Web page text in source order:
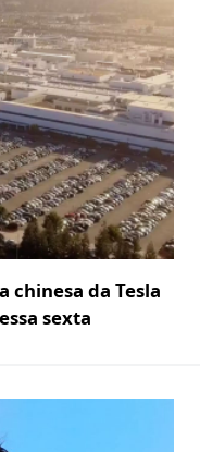
chinesa da Tesla
sexta